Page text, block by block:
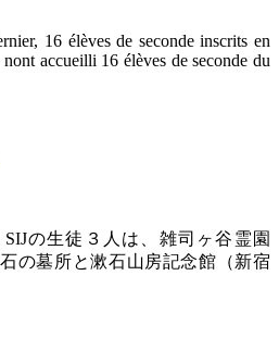
16 élèves de seconde inscrits en
accueilli 16 élèves de seconde du
SIJの生徒３人は、雑司ヶ谷霊園
の墓所と漱石山房記念館（新宿